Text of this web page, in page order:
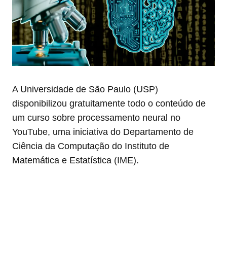
A Universidade de São Paulo (USP)
disponibilizou gratuitamente todo o conteúdo de
um curso sobre processamento neural no
YouTube, uma iniciativa do Departamento de
Ciência da Computação do Instituto de
Matemática e Estatística (IME).